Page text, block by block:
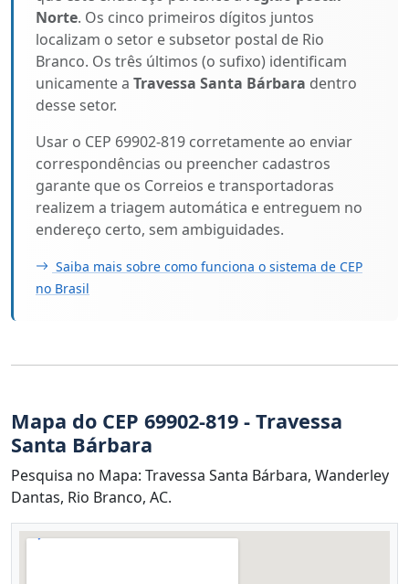
Norte. Os cinco primeiros dígitos juntos
localizam o setor e subsetor postal de Rio
Branco. Os três últimos (o sufixo) identificam
unicamente a Travessa Santa Bárbara dentro
desse setor.
Usar o CEP 69902-819 corretamente ao enviar
correspondências ou preencher cadastros
garante que os Correios e transportadoras
realizem a triagem automática e entreguem no
endereço certo, sem ambiguidades.
Saiba mais sobre como funciona o sistema de CEP
no Brasil
Mapa do CEP 69902-819 - Travessa
Santa Bárbara
Pesquisa no Mapa: Travessa Santa Bárbara, Wanderley
Dantas, Rio Branco, AC.